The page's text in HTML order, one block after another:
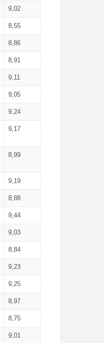
9,02
8,55
8,86
8,91
9,11
9,05
9,24
9,17
8,99
9,19
8,88
9,44
9,03
8,84
9,23
9,25
8,97
8,75
9,01